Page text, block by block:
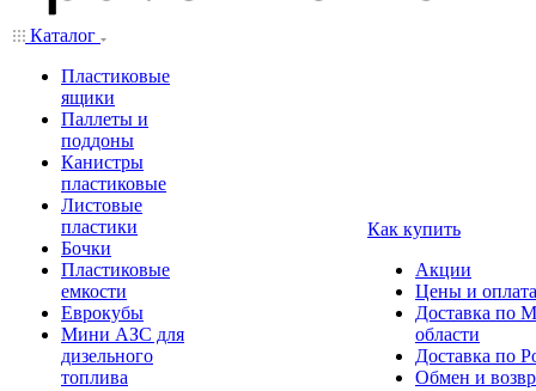
Каталог
Пластиковые
ящики
Паллеты и
поддоны
Канистры
пластиковые
Листовые
пластики
Бочки
Пластиковые
емкости
Еврокубы
Мини АЗС для
дизельного
топлива
Как купить
Акции
Цены и оплата
Доставка по
области
Доставка по
Обмен и